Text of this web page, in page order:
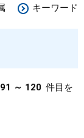
キーワード
91 ～ 120 件目を